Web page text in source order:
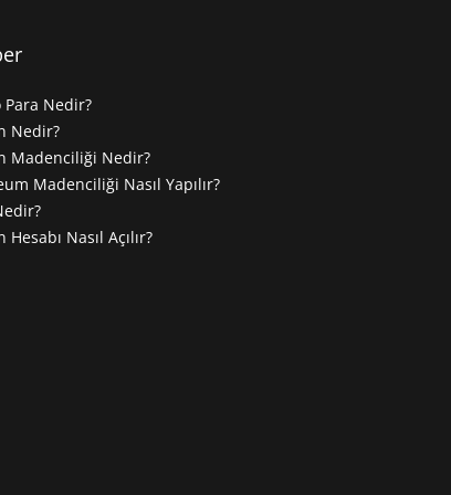
Nedir?
Nedir?
Madenciliği Nedir?
Madenciliği Nasıl Yapılır?
Hesabı Nasıl Açılır?